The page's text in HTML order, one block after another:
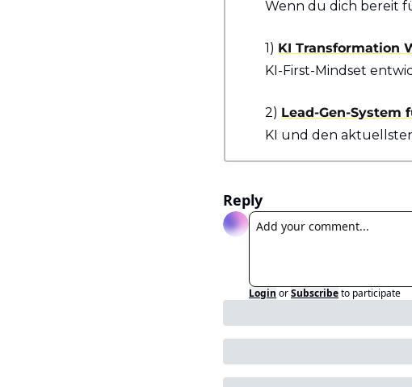
Wenn du dich bereit
1) KI Transformation
KI-First-Mindset
2) Lead-Gen-System
KI und den
Reply
Login orSubscribeto participate